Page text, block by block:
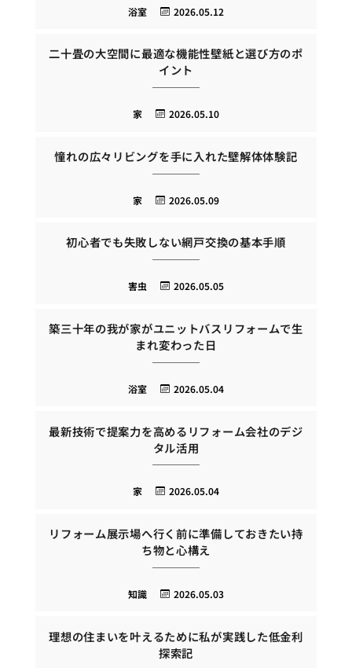
2026.05.12
浴室
二十畳の大空間に最適な機能性壁紙と選び方のポ
イント
2026.05.10
家
憧れの広々リビングを手に入れた壁解体体験記
2026.05.09
家
初心者でも失敗しない網戸交換の基本手順
2026.05.05
害虫
築三十年の我が家がユニットバスリフォームで生
まれ変わった日
2026.05.04
浴室
最新技術で提案力を高めるリフォーム会社のデジ
タル活用
2026.05.04
家
リフォーム展示場へ行く前に準備しておきたい持
ち物と心構え
2026.05.03
知識
理想の住まいを叶えるために私が実践した低金利
探索記